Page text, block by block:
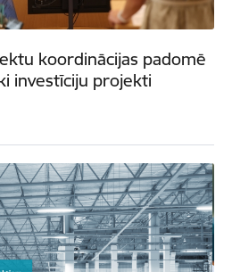
koordinācijas padomē
investīciju projekti